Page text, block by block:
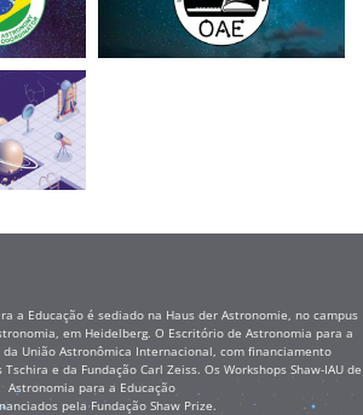
a Educação é sediado na Haus der Astronomie, no campus
em Heidelberg. O Escritório de Astronomia para a
União Astronômica Internacional, com financiamento
e da Fundação Carl Zeiss. Os Workshops Shaw-IAU de
Astronomia para a Educação
pela Fundação Shaw Prize.